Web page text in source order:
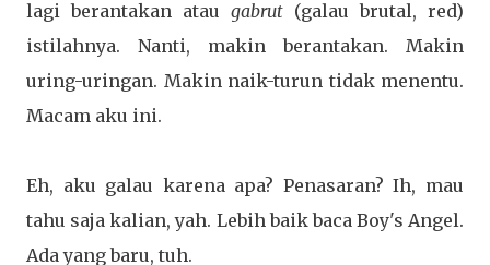
lagi berantakan atau gabrut (galau brutal, red)
istilahnya. Nanti, makin berantakan. Makin
uring-uringan. Makin naik-turun tidak menentu.
Macam aku ini.
Eh, aku galau karena apa? Penasaran? Ih, mau
tahu saja kalian, yah. Lebih baik baca Boy's Angel.
Ada yang baru, tuh.